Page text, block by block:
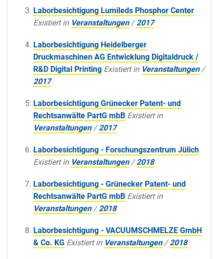
Laborbesichtigung Lumileds Phosphor Center
Existiert in Veranstaltungen /2017
Laborbesichtigung Heidelberger
Druckmaschinen AG Entwicklung Digitaldruck /
R&D Digital Printing Existiert in Veranstaltungen /
2017
Laborbesichtigung Grünecker Patent- und
Rechtsanwälte PartG mbB Existiert in
Veranstaltungen /2017
Laborbesichtigung - Forschungszentrum Jülich
Existiert in Veranstaltungen /2018
Laborbesichtigung - Grünecker Patent- und
Rechtsanwälte PartG mbB Existiert in
Veranstaltungen /2018
Laborbesichtigung - VACUUMSCHMELZE GmbH
& Co. KG Existiert in Veranstaltungen /2018